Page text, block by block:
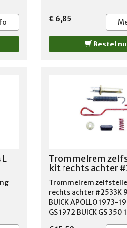
€ 6,85
Bestel nu
Trommelrem
kit rechts achter
Trommelrem
rechts achter #2533K
BUICK APOLLO 1973-
GS 1972 BUICK GS 350
BUICK GS 400 1968-